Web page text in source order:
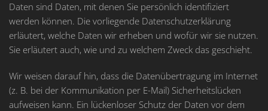
Daten sind Daten, mit denen Sie persönlich identifiziert
werden können. Die vorliegende Datenschutzerklärung
erläutert, welche Daten wir erheben und wofür wir sie nutzen.
Sie erläutert auch, wie und zu welchem Zweck das geschieht.
Wir weisen darauf hin, dass die Datenübertragung im Internet
(z. B. bei der Kommunikation per E-Mail) Sicherheitslücken
aufweisen kann. Ein lückenloser Schutz der Daten vor dem